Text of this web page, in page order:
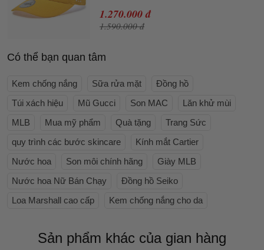
1.270.000 đ
1.590.000 đ
Có thể bạn quan tâm
Kem chống nắng Sữa rửa mặt
Đồng hồ
Túi xách hiệu
Mũ Gucci Son MAC
Lăn khử mùi
MLB
Mua mỹ phẩm Quà tặng
Trang Sức
quy trình các bước skincare
Kính mắt Cartier
Nước hoa
Son môi chính hãng
Giày MLB
Nước hoa Nữ Bán Chạy
Đồng hồ Seiko
Loa Marshall cao cấp
Kem chống nắng cho da
Sản phẩm khác của gian hàng